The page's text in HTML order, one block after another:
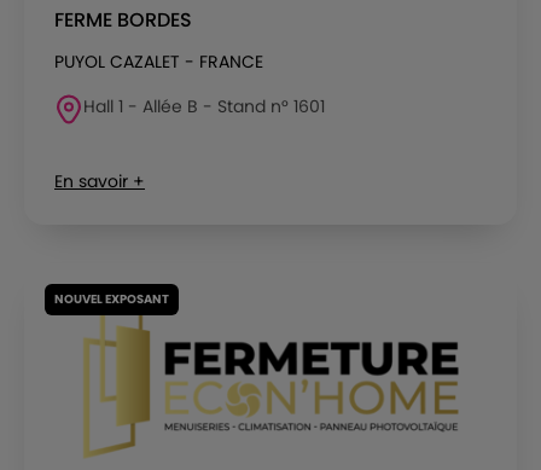
FERME BORDES
PUYOL CAZALET - FRANCE
Hall 1 - Allée B - Stand n° 1601
En savoir +
NOUVEL EXPOSANT